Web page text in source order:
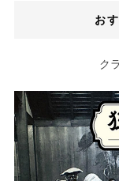
お
ク